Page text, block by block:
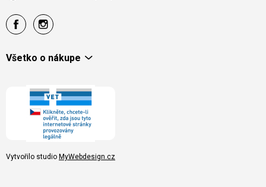
Všetko o nákupe
Vytvořilo studio MyWebdesign.cz